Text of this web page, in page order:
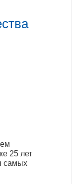
25 лет
самых